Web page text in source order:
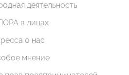
деятельность
в лицах
о нас
мнение